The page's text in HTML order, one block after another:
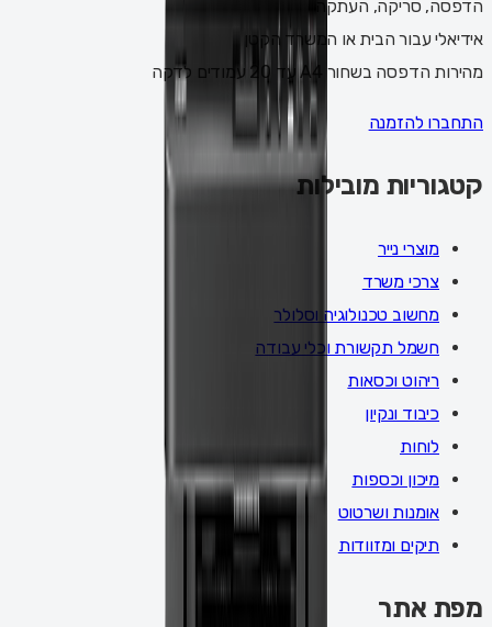
הדפסה, סריקה, העתקה
אידיאלי עבור הבית או המשרד הקטן
מהירות הדפסה בשחור A4 עד 20 עמודים לדקה
התחברו להזמנה
קטגוריות מובילות
מוצרי נייר
צרכי משרד
מחשוב טכנולוגיה וסלולר
חשמל תקשורת וכלי עבודה
ריהוט וכסאות
כיבוד ונקיון
לוחות
מיכון וכספות
אומנות ושרטוט
תיקים ומזוודות
מפת אתר